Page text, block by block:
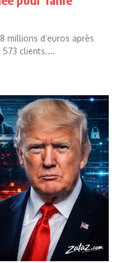
millions d’euros après
clients....